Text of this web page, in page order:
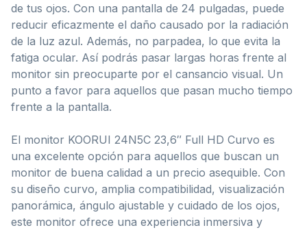
de tus ojos. Con una pantalla de 24 pulgadas, puede
reducir eficazmente el daño causado por la radiación
de la luz azul. Además, no parpadea, lo que evita la
fatiga ocular. Así podrás pasar largas horas frente al
monitor sin preocuparte por el cansancio visual. Un
punto a favor para aquellos que pasan mucho tiempo
frente a la pantalla.
El monitor KOORUI 24N5C 23,6″ Full HD Curvo es
una excelente opción para aquellos que buscan un
monitor de buena calidad a un precio asequible. Con
su diseño curvo, amplia compatibilidad, visualización
panorámica, ángulo ajustable y cuidado de los ojos,
este monitor ofrece una experiencia inmersiva y